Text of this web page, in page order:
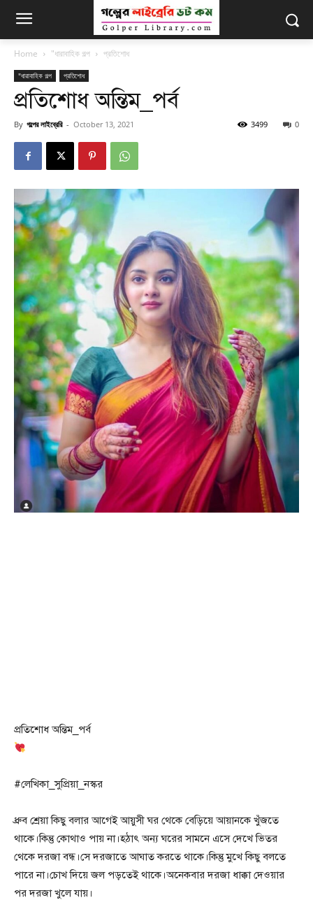
Home "ধারাবাহিক গল্প প্রতিশোধ
"ধারাবাহিক গল্প প্রতিশোধ
প্রতিশোধ অন্তিম_পর্ব
By গল্পের লাইব্রেরি - October 13, 2021 0
3499
প্রতিশোধ অন্তিম_পর্ব
#লেখিকা_সুপ্রিয়া_নস্কর
ধ্রুব শ্রেয়া কিছু বলার আগেই আয়ুসী ঘর থেকে বেড়িয়ে আয়ানকে খুঁজতে
থাকে।কিন্তু কোথাও পায় না।হঠাৎ অন্য ঘরের সামনে এসে দেখে ভিতর
থেকে দরজা বন্ধ।সে দরজাতে আঘাত করতে থাকে।কিন্তু মুখে কিছু বলতে
পারে না।চোখ দিয়ে জল পড়তেই থাকে।অনেকবার দরজা ধাক্কা দেওয়ার
পর দরজা খুলে যায়।